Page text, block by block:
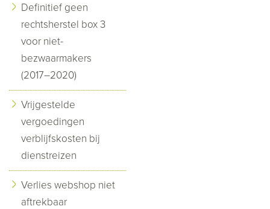
Definitief geen
rechtsherstel box 3
voor niet-
bezwaarmakers
(2017–2020)
Vrijgestelde
vergoedingen
verblijfskosten bij
dienstreizen
Verlies webshop niet
aftrekbaar